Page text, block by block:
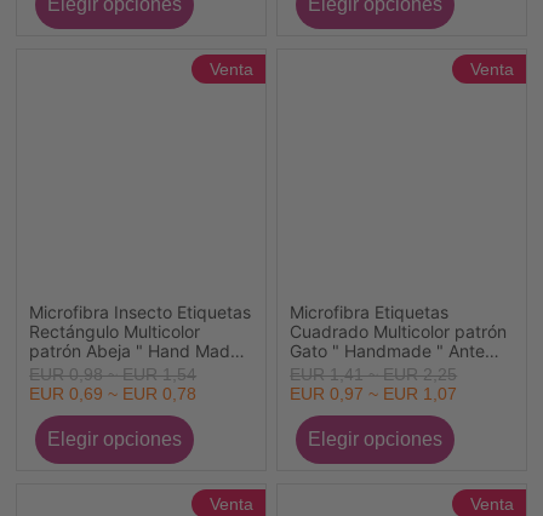
Microfibra Insecto Etiquetas
Rectángulo Multicolor
patrón Abeja " Hand Made
With Love " Ante 50mm x
20mm , 10 Unidades
Venta
EUR 0,98 ~ EUR 1,54
EUR 0,69 ~ EUR 0,78
Microfibra Etiquetas
Cuadrado Multicolor patrón
Gato " Handmade " Ante
25mm x 25mm , 20
Unidades
Venta
EUR 1,41 ~ EUR 2,25
EUR 0,97 ~ EUR 1,07
Venta Venta